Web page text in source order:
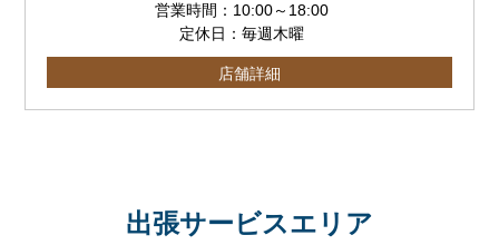
営業時間： 10:00～ 18:00
定休日：毎週木曜
店舗詳細
出張サービスエリア